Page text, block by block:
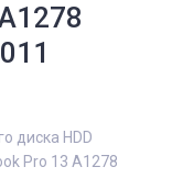
диска HDD
Pro 13 A1278